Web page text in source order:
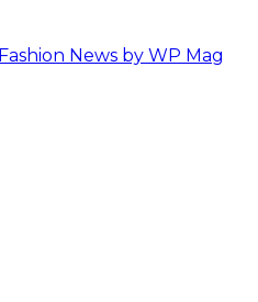
Fashion News by WP Mag